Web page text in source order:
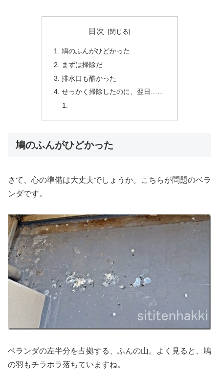
目次
鳩のふんがひどかった
まずは掃除だ
排水口も酷かった
せっかく掃除したのに、翌日……
鳩のふんがひどかった
さて、心の準備は大丈夫でしょうか。こちらが問題のベラ
ンダです。
ベランダの左半分を占拠する、ふんの山。よく見ると、鳩
の羽もチラホラ落ちていますね。